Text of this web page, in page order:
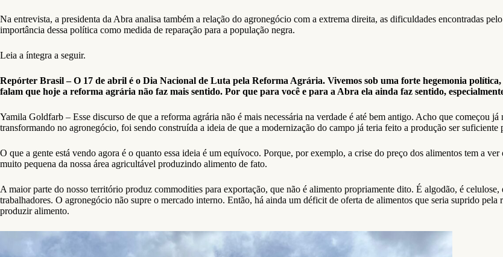
Na entrevista, a presidenta da Abra analisa também a relação do agronegócio com a extrema direita, as dificuldades encontradas
importância dessa política como medida de reparação para a população negra.
Leia a íntegra a seguir.
Repórter Brasil – O 17 de abril é o Dia Nacional de Luta pela Reforma Agrária. Vivemos sob uma forte hegemonia
falam que hoje a reforma agrária não faz mais sentido. Por que para você e para a Abra ela ainda faz sentido,
Yamila Goldfarb – Esse discurso de que a reforma agrária não é mais necessária na verdade é até bem antigo. Acho que começou
transformando no agronegócio, foi sendo construída a ideia de que a modernização do campo já teria feito a produção ser suficiente
O que a gente está vendo agora é o quanto essa ideia é um equívoco. Porque, por exemplo, a crise do preço dos alimentos tem a
muito pequena da nossa área agricultável produzindo alimento de fato.
A maior parte do nosso território produz commodities para exportação, que não é alimento propriamente dito. É algodão, é
trabalhadores. O agronegócio não supre o mercado interno. Então, há ainda um déficit de oferta de alimentos que seria suprido
produzir alimento.